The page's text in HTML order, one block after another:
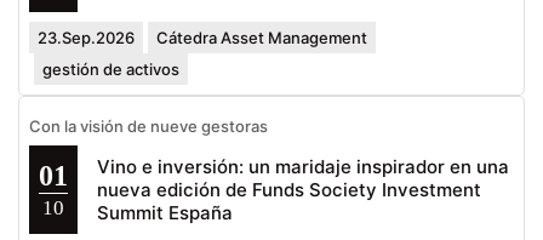
23.Sep.2026
Cátedra Asset Management
gestión de activos
Con la visión de nueve gestoras
01
10
Vino e inversión: un maridaje inspirador en una
nueva edición de Funds Society Investment
Summit España